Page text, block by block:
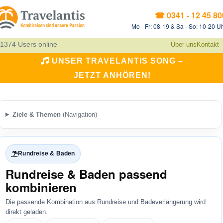
☎ 0341 - 12 45
Mo - Fr: 08-19 & Sa - So: 10-20
1374 Users online Über uns Kontakt
UNSER TRAVELANTIS SONG –
JETZT ANHÖREN!
Ziele & Themen (Navigation)
Rundreise & Baden
Rundreise & Baden passend
kombinieren
Die passende Kombination aus Rundreise und Badeverlängerung wird
direkt geladen.